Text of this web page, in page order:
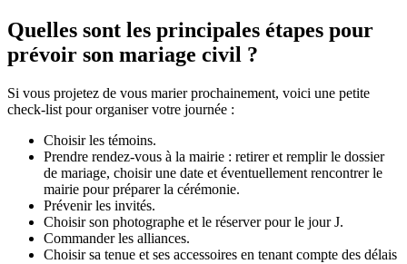
Quelles sont les principales étapes pour
prévoir son mariage civil ?
Si vous projetez de vous marier prochainement, voici une petite
check-list pour organiser votre journée :
Choisir les témoins.
Prendre rendez-vous à la mairie : retirer et remplir le dossier
de mariage, choisir une date et éventuellement rencontrer le
mairie pour préparer la cérémonie.
Prévenir les invités.
Choisir son photographe et le réserver pour le jour J.
Commander les alliances.
Choisir sa tenue et ses accessoires en tenant compte des délais